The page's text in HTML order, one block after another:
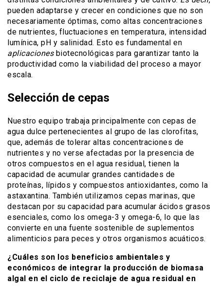
pueden adaptarse y crecer en condiciones que no son
necesariamente óptimas, como altas concentraciones
de nutrientes, fluctuaciones en temperatura, intensidad
lumínica, pH y salinidad. Esto es fundamental en
aplicacionesbiotecnológicas para garantizar tanto la
productividad como la viabilidad del proceso a mayor
escala.
Selección de cepas
Nuestro equipo trabaja principalmente con cepas de
agua dulce pertenecientes al grupo de las clorofitas,
que, además de tolerar altas concentraciones de
nutrientes y no verse afectadas por la presencia de
otros compuestos en el agua residual, tienen la
capacidad de acumular grandes cantidades de
proteínas, lípidos y compuestos antioxidantes, como la
astaxantina. También utilizamos cepas marinas, que
destacan por su capacidad para acumular ácidos grasos
esenciales, como los omega-3 y omega-6, lo que las
convierte en una fuente sostenible de suplementos
alimenticios para peces y otros organismos acuáticos.
¿Cuáles son los beneficios ambientales y
económicos de integrar la producción de biomasa
algal en el ciclo de reciclaje de agua residual en